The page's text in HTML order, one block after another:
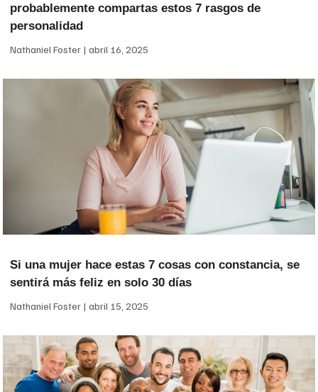
probablemente compartas estos 7 rasgos de
personalidad
Nathaniel Foster abril 16, 2025
Si una mujer hace estas 7 cosas con constancia, se
sentirá más feliz en solo 30 días
Nathaniel Foster abril 15, 2025